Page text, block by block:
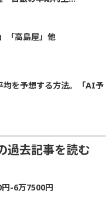
「高島屋」他
を予想する方法。「AI予
過去記事を読む
-6万7500円